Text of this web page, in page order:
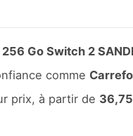
Go Switch 2
comme
prix, à partir de